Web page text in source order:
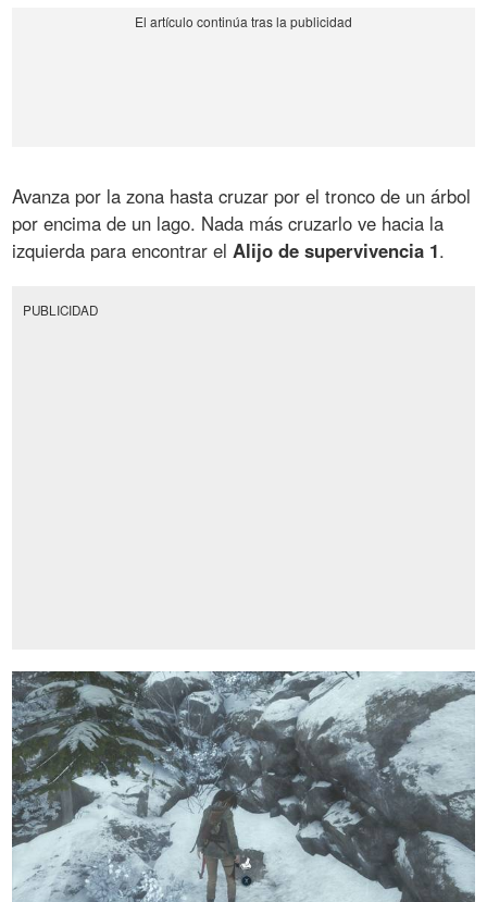
Avanza por la zona hasta cruzar por el tronco de un árbol
por encima de un lago. Nada más cruzarlo ve hacia la
izquierda para encontrar elAlijo de supervivencia 1.
PUBLICIDAD